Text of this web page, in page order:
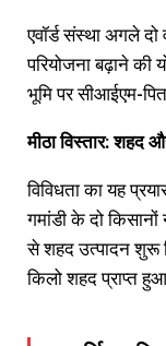
एवॉर्ड संस्था अगले
परियोजना बढ़ाने
भूमि पर सीआईएम-
मीठाविस्तार:शहद
विविधता का यह
गमांडी के दो
से शहद उत्पादन शुरू
किलो शहद प्राप्त